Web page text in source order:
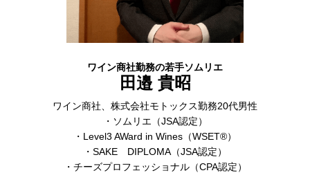
ワイン商社勤務の若手ソムリエ
田邉 貴昭
ワイン商社、株式会社モトックス勤務20代男性
・ソムリエ（JSA認定）
・Level3 AWard in Wines（WSET®）
・SAKE DIPLOMA（JSA認定）
・チーズプロフェッショナル（CPA認定）